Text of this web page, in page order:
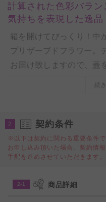
計算された色彩バラ
気持ちを表現した逸品
箱を開けてびっくり！中
プリザーブドフラワー。
お届け致しますので、蓋
ゼントとしても人気の商
象の紫色のプリザーブド
のプレゼントとしてもご
続
2 契約条件
※以下は契約に関わる重要条件で
お申し込み頂いた場合、契約情
手配を進めさせていただきます。
2-1 商品詳細